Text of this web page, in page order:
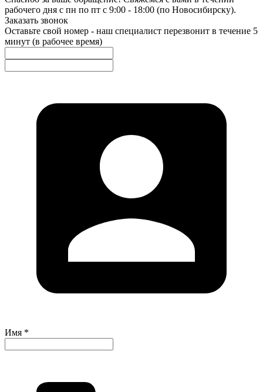
рабочего дня с пн по пт с 9:00 - 18:00 (по Новосибирску).
Заказать звонок
Оставьте свой номер - наш специалист перезвонит в течение 5
минут (в рабочее время)
Имя *